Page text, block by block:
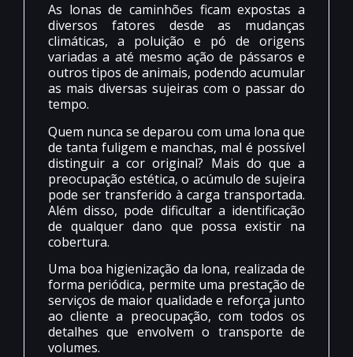
As lonas de caminhões ficam expostas a
diversos fatores desde as mudanças
climáticas, a poluição e pó de origens
variadas a até mesmo ação de pássaros e
outros tipos de animais, podendo acumular
as mais diversas sujeiras com o passar do
tempo.
Quem nunca se deparou com uma lona que
de tanta fuligem e manchas, mal é possível
distinguir a cor original? Mais do que a
preocupação estética, o acúmulo de sujeira
pode ser transferido à carga transportada.
Além disso, pode dificultar a identificação
de qualquer dano que possa existir na
cobertura.
Uma boa higienização da lona, realizada de
forma periódica, permite uma prestação de
serviços de maior qualidade e reforça junto
ao cliente a preocupação, com todos os
detalhes que envolvem o transporte de
volumes.